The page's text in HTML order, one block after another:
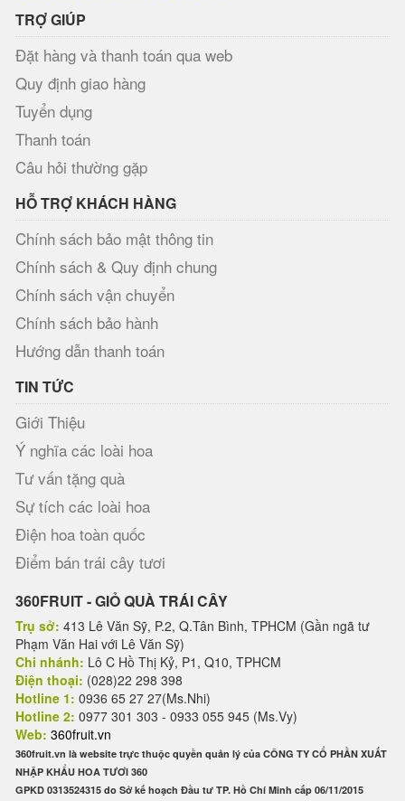
TRỢ GIÚP
Đặt hàng và thanh toán qua web
Quy định giao hàng
Tuyển dụng
Thanh toán
Câu hỏi thường gặp
HỖ TRỢ KHÁCH HÀNG
Chính sách bảo mật thông tin
Chính sách & Quy định chung
Chính sách vận chuyển
Chính sách bảo hành
Hướng dẫn thanh toán
TIN TỨC
Giới Thiệu
Ý nghĩa các loài hoa
Tư vấn tặng quà
Sự tích các loài hoa
Điện hoa toàn quốc
Điểm bán trái cây tươi
360FRUIT - GIỎ QUÀ TRÁI CÂY
Trụ sở: 413 Lê Văn Sỹ, P.2, Q.Tân Bình, TPHCM (Gần ngã tư
Phạm Văn Hai với Lê Văn Sỹ)
Chi nhánh: Lô C Hồ Thị Kỷ, P1, Q10, TPHCM
Điện thoại: (028)22 298 398
Hotline 1: 0936 65 27 27(Ms.Nhi)
Hotline 2: 0977 301 303 - 0933 055 945 (Ms.Vy)
Web: 360fruit.vn
360fruit.vn là website trực thuộc quyền quản lý của CÔNG TY CỔ PHẦN XUẤT
NHẬP KHẨU HOA TƯƠI 360
GPKD 0313524315 do Sở kế hoạch Đầu tư TP. Hồ Chí Minh cấp 06/11/2015